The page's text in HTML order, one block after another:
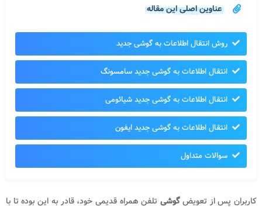
عناوین اصلی این مقاله
روش انتقال اطلاعات به گوشی جدید
انتقال اطلاعات به گوشی جدید سامسونگ
انتقال اطلاعات به گوشی جدید شیائومی
انتقال اطلاعات به گوشی جدید ایفون
سوالات متداول
کاربران پس از تعویضگوشی تلفن همراه قدیمی خود، قادر به این بوده تا با